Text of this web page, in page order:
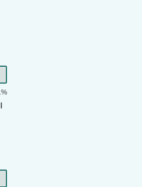
%